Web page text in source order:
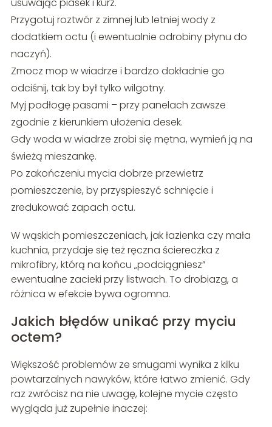
Przygotuj roztwór z zimnej lub letniej wody z
dodatkiem octu (i ewentualnie odrobiny płynu do
naczyń).
Zmocz mop w wiadrze i bardzo dokładnie go
odciśnij, tak by był tylko wilgotny.
Myj podłogę pasami – przy panelach zawsze
zgodnie z kierunkiem ułożenia desek.
Gdy woda w wiadrze zrobi się mętna, wymień ją na
świeżą mieszankę.
Po zakończeniu mycia dobrze przewietrz
pomieszczenie, by przyspieszyć schnięcie i
zredukować zapach octu.
W wąskich pomieszczeniach, jak łazienka czy mała
kuchnia, przydaje się też ręczna ściereczka z
mikrofibry, którą na końcu „podciągniesz”
ewentualne zacieki przy listwach. To drobiazg, a
różnica w efekcie bywa ogromna.
Jakich błędów unikać przy myciu
octem?
Większość problemów ze smugami wynika z kilku
powtarzalnych nawyków, które łatwo zmienić. Gdy
raz zwrócisz na nie uwagę, kolejne mycie często
wygląda już zupełnie inaczej: